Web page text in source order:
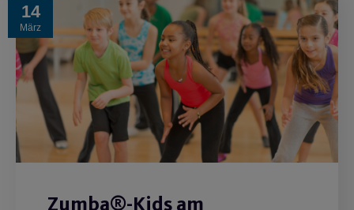
14
März
Zumba®-Kids am